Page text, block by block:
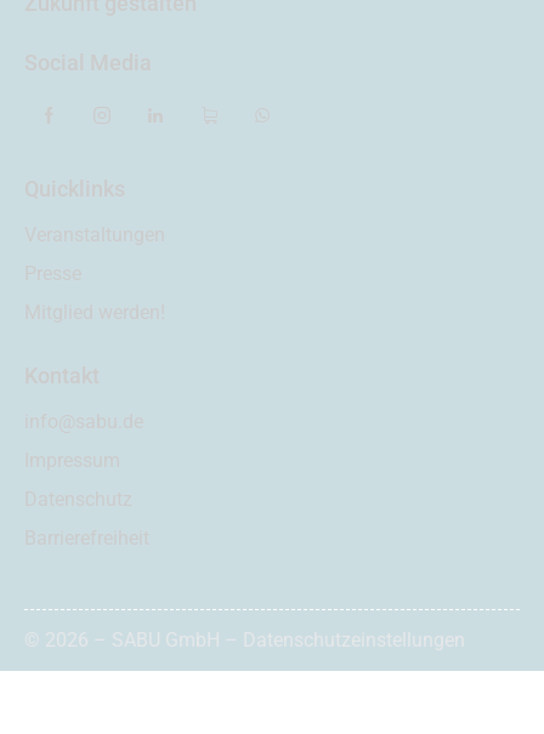
© 2026 – SABU GmbH – Datenschutzeinstellungen